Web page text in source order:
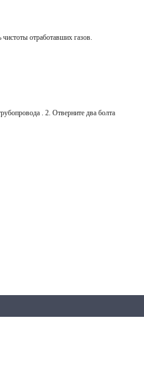
отработавших газов.
. 2. Отверните два болта